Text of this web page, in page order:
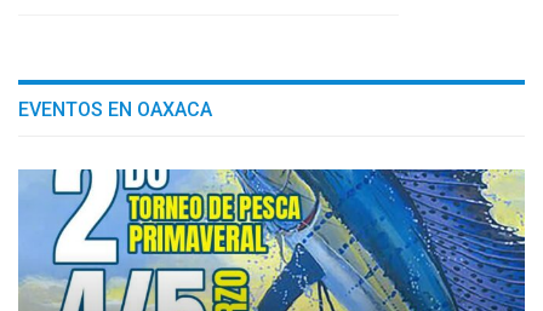
EVENTOS EN OAXACA